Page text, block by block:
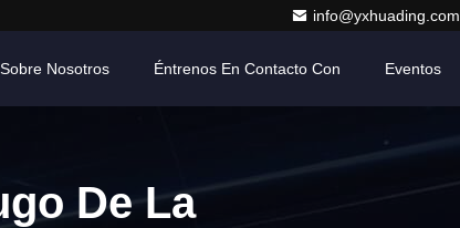
info@yxhuading.com
Sobre Nosotros Éntrenos En Contacto Con Eventos
De La